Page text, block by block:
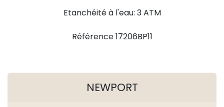
Etanchéité à l'eau: 3 ATM
Référence 17206BP11
NEWPORT